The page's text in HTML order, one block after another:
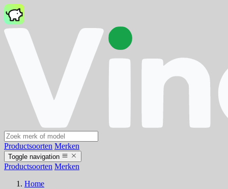
Productsoorten Merken
Toggle navigation
Productsoorten Merken
Home